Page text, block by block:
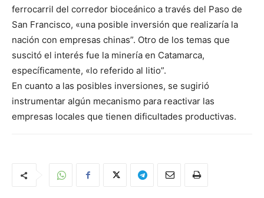
ferrocarril del corredor bioceánico a través del Paso de
San Francisco, «una posible inversión que realizaría la
nación con empresas chinas”. Otro de los temas que
suscitó el interés fue la minería en Catamarca,
específicamente, «lo referido al litio”.
En cuanto a las posibles inversiones, se sugirió
instrumentar algún mecanismo para reactivar las
empresas locales que tienen dificultades productivas.